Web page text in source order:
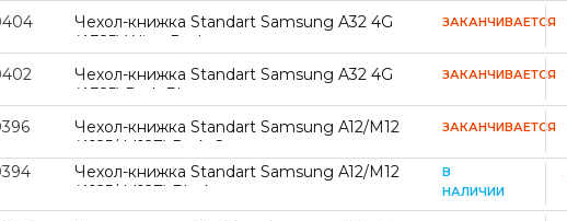
Чехол-книжка Standart Samsung A32 4G
(A325) Wine Red
ЗАКАНЧИВАЕТСЯ
Чехол-книжка Standart Samsung A32 4G
(A325) Dark Blue
ЗАКАНЧИВАЕТСЯ
Чехол-книжка Standart Samsung A12/M12
(A125/ M127) Dark Green
ЗАКАНЧИВАЕТСЯ
Чехол-книжка Standart Samsung A12/M12
(A125/ M127) Black
В
НАЛИЧИИ